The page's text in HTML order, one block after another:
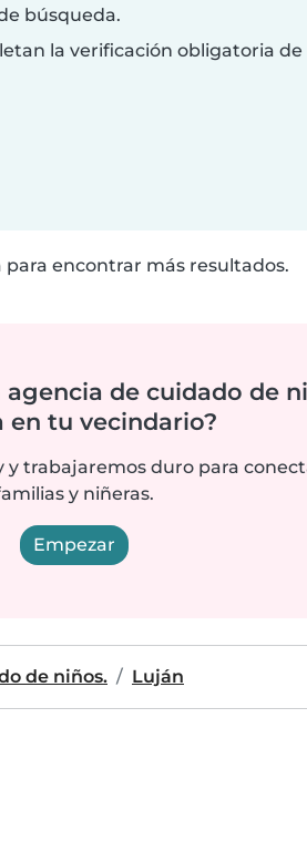
búsqueda.
la verificación obligatoria de
encontrar más resultados.
de cuidado de
en tu vecindario?
y trabajaremos duro para
y niñeras.
Empezar
de niños. Luján